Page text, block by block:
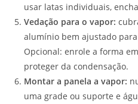
usar latas individuais,
Vedação para o vapor:
alumínio bem ajustado
Opcional: enrole a forma
proteger da condensação.
Montar a panela a vapor:
uma grade ou suporte e